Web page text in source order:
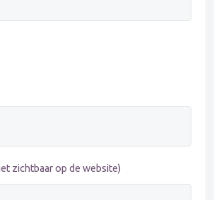
zichtbaar op de website)